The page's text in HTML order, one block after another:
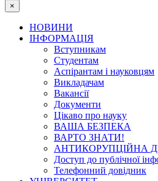
×
НОВИНИ
ІНФОРМАЦІЯ
Вступникам
Студентам
Аспірантам і науковцям
Викладачам
Вакансії
Документи
Цікаво про науку
ВАША БЕЗПЕКА
ВАРТО ЗНАТИ!
АНТИКОРУПЦІЙНА
Доступ до публічної
Телефонний довідник